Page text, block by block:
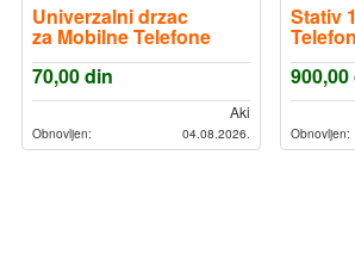
Univerzalni drzac
za Mobilne Telefone
70,00din
Aki
Obnovljen: 04.08.2026.
Stativ
i slicno
Drzac
900,00
Obnovljen: